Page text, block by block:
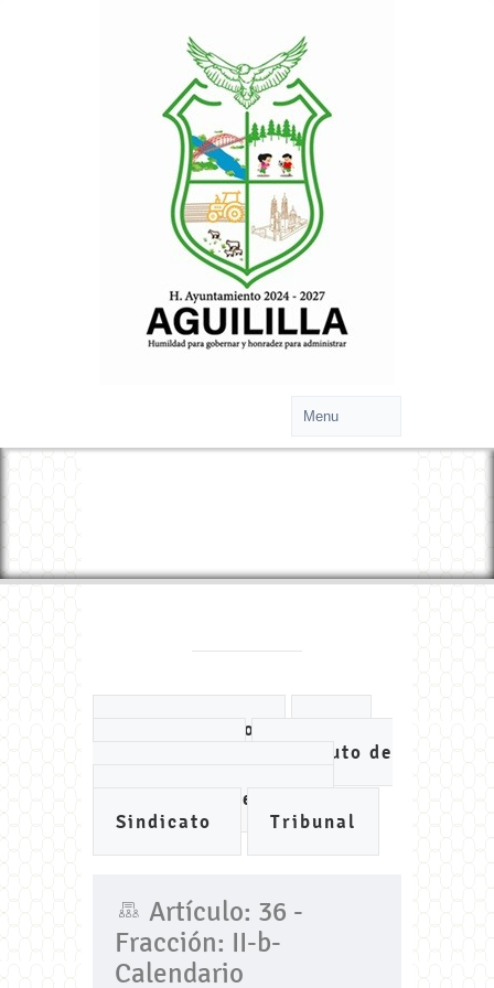
Transparencia
Accede a toda la información pública
de oficio relacionada con tu municipio
Ayuntamiento
Instituto de
Organismo de Agua
Sindicato
Tribunal
Artículo: 36 -
Fracción: II-b-
Calendario